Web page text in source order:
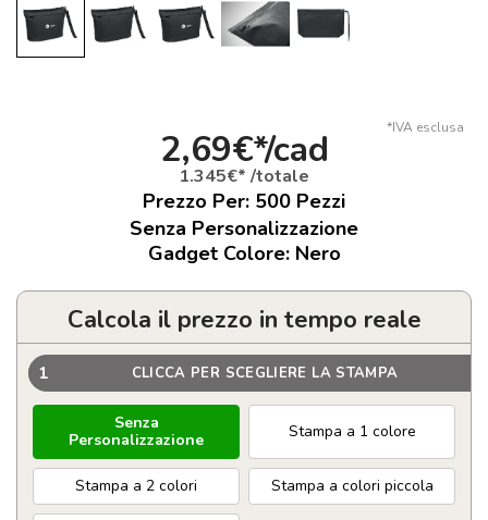
*IVA esclusa
2,69€*/cad
1.345€* /totale
Prezzo Per: 500 Pezzi
Senza Personalizzazione
Gadget Colore: Nero
Calcola il prezzo in tempo reale
1 CLICCA PER SCEGLIERE LA STAMPA
Senza
Personalizzazione
Stampa a 1 colore
Stampa a 2 colori Stampa a colori piccola